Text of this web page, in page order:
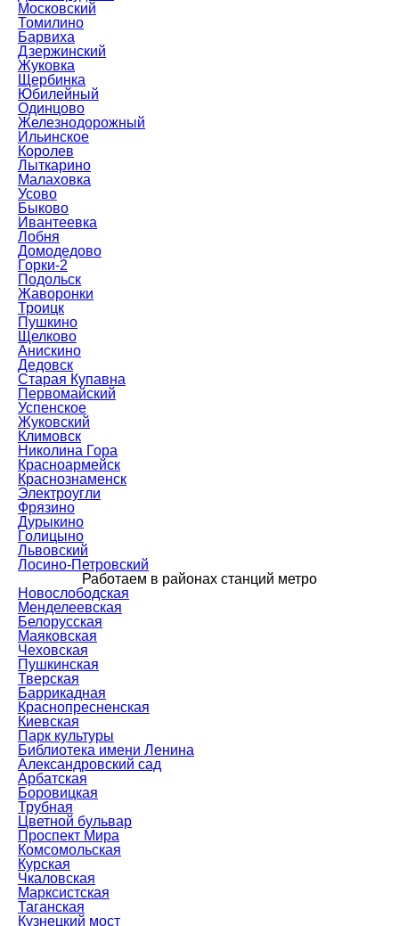
Московский
Томилино
Барвиха
Дзержинский
Жуковка
Щербинка
Юбилейный
Одинцово
Железнодорожный
Ильинское
Королев
Лыткарино
Малаховка
Усово
Быково
Ивантеевка
Лобня
Домодедово
Горки-2
Подольск
Жаворонки
Троицк
Пушкино
Щелково
Анискино
Дедовск
Старая Купавна
Первомайский
Успенское
Жуковский
Климовск
Николина Гора
Красноармейск
Краснознаменск
Электроугли
Фрязино
Дурыкино
Голицыно
Львовский
Лосино-Петровский
Работаем в районах станций метро
Новослободская
Менделеевская
Белорусская
Маяковская
Чеховская
Пушкинская
Тверская
Баррикадная
Краснопресненская
Киевская
Парк культуры
Библиотека имени Ленина
Александровский сад
Арбатская
Боровицкая
Трубная
Цветной бульвар
Проспект Мира
Комсомольская
Курская
Чкаловская
Марксистская
Таганская
Кузнецкий мост